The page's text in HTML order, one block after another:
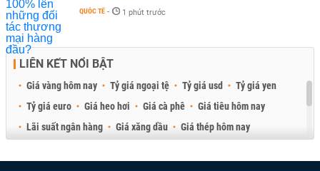
QUỐC TẾ - 1 phút trước
LIÊN KẾT NỔI BẬT
Giá vàng hôm nay Tỷ giá ngoại tệ Tỷ giá usd
Tỷ giá yen
Tỷ giá euro
Giá heo hơi Giá cà phê
Giá tiêu hôm nay
Lãi suất ngân hàng
Giá xăng dầu
Giá thép hôm nay